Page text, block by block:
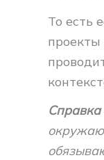
То есть
проекты
Справка